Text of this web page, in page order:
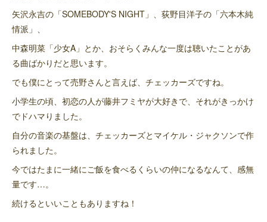
矢沢永吉の「SOMEBODY'S NIGHT」、荻野目洋子の「六本木純
情派」、
中森明菜「少女A」とか、おそらくみんな一度は聴いたことがあ
る曲ばかりだと思います。
でも僕にとって売野さんと言えば、チェッカーズですね。
小学生の頃、初恋の人が藤井フミヤが大好きで、それがきっかけ
でドハマりました。
自分の音楽の基盤は、チェッカーズとマイケル・ジャクソンで作
られました。
今ではたまに一緒にご飯を食べるくらいの仲になるなんて、感無
量です…。
続けるといいこともありますね！